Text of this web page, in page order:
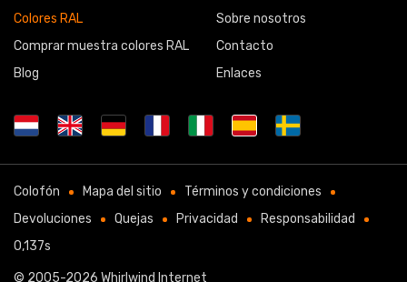
Colores RAL
Comprar muestra colores RAL
Blog
Sobre nosotros
Contacto
Enlaces
Colofón Mapa del sitio
Términos y condiciones
Devoluciones
Quejas Privacidad
Responsabilidad
0,137s
© 2005-2026 Whirlwind Internet